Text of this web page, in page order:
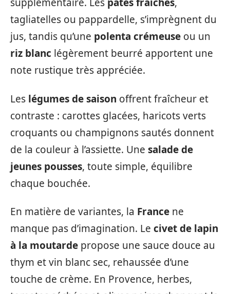
tagliatelles ou pappardelle, s’imprègnent du
jus, tandis qu’une polenta crémeuse ou un
riz blanc légèrement beurré apportent une
note rustique très appréciée.
Les légumes de saison offrent fraîcheur et
contraste : carottes glacées, haricots verts
croquants ou champignons sautés donnent
de la couleur à l’assiette. Une salade de
jeunes pousses, toute simple, équilibre
chaque bouchée.
En matière de variantes, la France ne
manque pas d’imagination. Le civet de lapin
à la moutarde propose une sauce douce au
thym et vin blanc sec, rehaussée d’une
touche de crème. En Provence, herbes,